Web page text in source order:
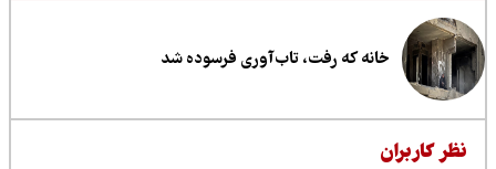
خانه که رفت، تاب‌آوری فرسوده شد
کاربران